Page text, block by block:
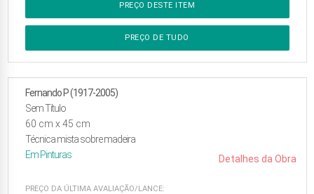
PREÇO DESTE ITEM
PREÇO DE TUDO
Fernando P (1917-2005)
Sem Título
60 cm x45 cm
Técnica mista sobre madeira
Em Pinturas Detalhes da Obra
PREÇO DA ÚLTIMA AVALIAÇÃO/LANCE: